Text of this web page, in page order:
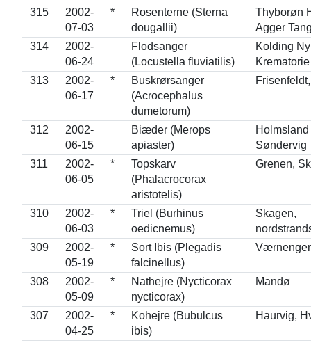
315
2002-
07-03
*
Rosenterne (Sterna
dougallii)
Thyborøn
Agger
314
2002-
06-24
Flodsanger
(Locustella fluviatilis)
Kolding Ny
Krematorie
313
2002-
06-17
*
Buskrørsanger
(Acrocephalus
dumetorum)
312
2002-
06-15
Biæder (Merops
apiaster)
Søndervig
311
2002-
06-05
*
Topskarv
(Phalacrocorax
aristotelis)
Grenen,
310
2002-
06-03
*
Triel (Burhinus
oedicnemus)
Skagen,
309
2002-
05-19
*
Sort Ibis (Plegadis
falcinellus)
308
2002-
05-09
*
Nathejre (Nycticorax
nycticorax)
Mandø
307
2002-
04-25
*
Kohejre (Bubulcus
ibis)
Haurvig,